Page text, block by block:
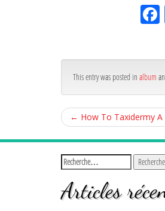
This entry was posted in album
← How To Taxidermy
Articles